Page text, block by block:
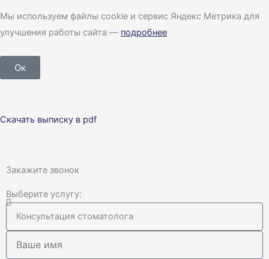
Мы используем файлы cookie и сервис Яндекс Метрика для
улучшения работы сайта — подробнее
Ок
Скачать выписку в pdf
Закажите звонок
Выберите услугу: